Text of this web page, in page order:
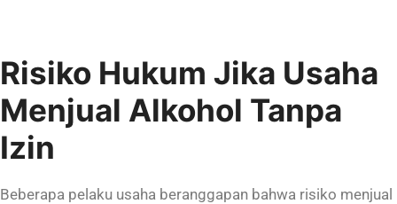
Risiko Hukum Jika Usaha
Menjual Alkohol Tanpa
Izin
Beberapa pelaku usaha beranggapan bahwa risiko menjual